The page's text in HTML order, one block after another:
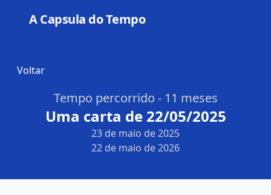
A Capsula do Tempo
Voltar
Tempo percorrido - 11 meses
Uma carta de 22/05/2025
23 de maio de 2025
22 de maio de 2026